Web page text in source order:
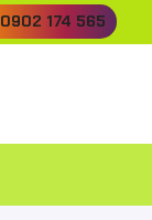
0902 174 565